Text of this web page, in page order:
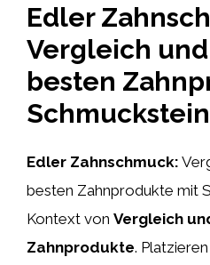
Edler
Vergleich
besten
Edler Zahnschmuck:
besten Zahnprodukte mit
Kontext von Vergleich
Zahnprodukte.